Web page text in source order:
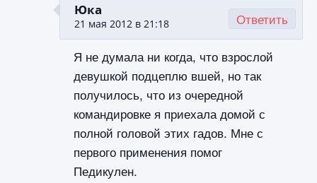
Юка
21 мая 2012 в 21:18
Я не думала ни когда, что взрослой
девушкой подцеплю вшей, но так
получилось, что из очередной
командировке я приехала домой с
полной головой этих гадов. Мне с
первого применения помог
Педикулен.
Ответить